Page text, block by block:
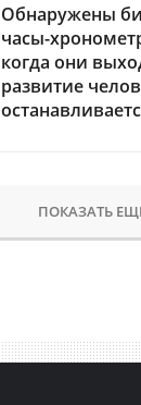
Обнаружены
часы-
когда они
развитие
ПОКАЗАТЬ